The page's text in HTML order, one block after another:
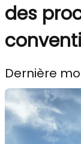
des
Dernière